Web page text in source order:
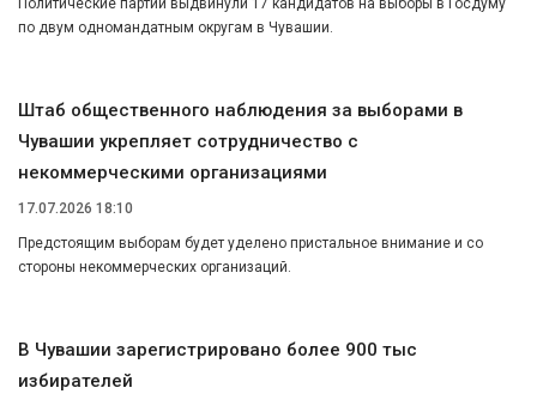
Политические партии выдвинули 17 кандидатов на выборы в Госдуму
по двум одномандатным округам в Чувашии.
Штаб общественного наблюдения за выборами в
Чувашии укрепляет сотрудничество с
некоммерческими организациями
17.07.2026 18:10
Предстоящим выборам будет уделено пристальное внимание и со
стороны некоммерческих организаций.
В Чувашии зарегистрировано более 900 тыс
избирателей